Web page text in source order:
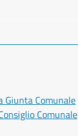
Giunta Comunale
Comunale